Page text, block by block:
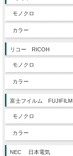
モノクロ
カラー
リコー RICOH
モノクロ
カラー
富士フイルム FUJIFILM
モノクロ
カラー
NEC 日本電気